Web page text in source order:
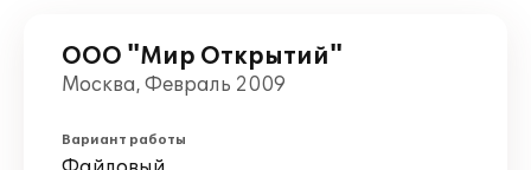
ООО "Мир Открытий"
Москва, Февраль 2009
Вариант работы